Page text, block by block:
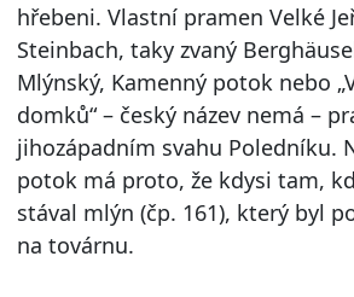
hřebeni. Vlastní pramen Velké
Steinbach, taky zvaný
Mlýnský, Kamenný potok nebo
domků“ – český název nemá –
jihozápadním svahu Poledníku.
potok má proto, že kdysi tam,
stával mlýn (čp. 161), který byl
na továrnu.